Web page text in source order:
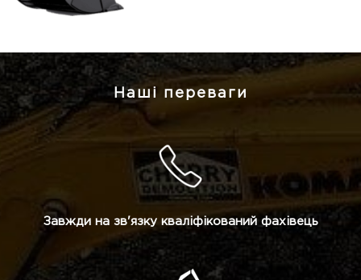
Наші переваги
Завжди на зв'язку кваліфікований фахівець